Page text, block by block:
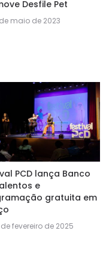
Desfile Pet
maio de 2023
PCD lança Banco
e
gratuita em
de fevereiro de 2025